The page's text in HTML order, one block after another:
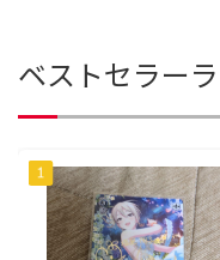
ベストセラー